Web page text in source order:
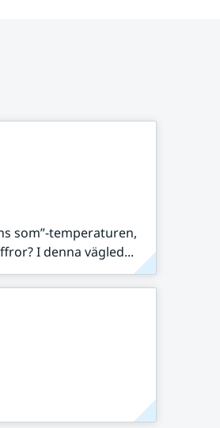
som”-temperaturen,
I denna vägled...